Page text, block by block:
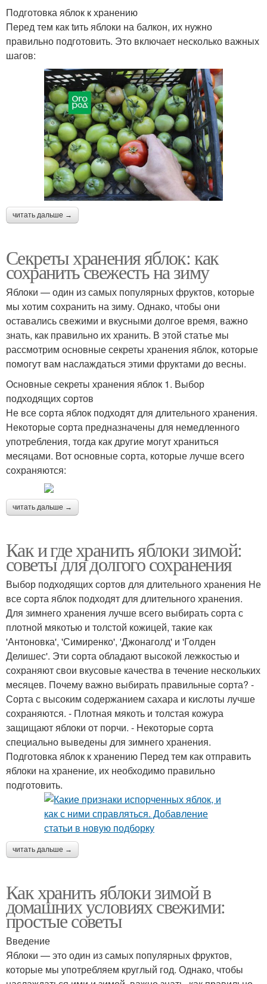
Подготовка яблок к хранению
Перед тем как tить яблоки на балкон, их нужно
правильно подготовить. Это включает несколько важных
шагов:
читать дальше →
Секреты хранения яблок: как
сохранить свежесть на зиму
Яблоки — один из самых популярных фруктов, которые
мы хотим сохранить на зиму. Однако, чтобы они
оставались свежими и вкусными долгое время, важно
знать, как правильно их хранить. В этой статье мы
рассмотрим основные секреты хранения яблок, которые
помогут вам наслаждаться этими фруктами до весны.
Основные секреты хранения яблок 1. Выбор
подходящих сортов
Не все сорта яблок подходят для длительного хранения.
Некоторые сорта предназначены для немедленного
употребления, тогда как другие могут храниться
месяцами. Вот основные сорта, которые лучше всего
сохраняются:
читать дальше →
Как и где хранить яблоки зимой:
советы для долгого сохранения
Выбор подходящих сортов для длительного хранения Не
все сорта яблок подходят для длительного хранения.
Для зимнего хранения лучше всего выбирать сорта с
плотной мякотью и толстой кожицей, такие как
'Антоновка', 'Симиренко', 'Джонаголд' и 'Голден
Делишес'. Эти сорта обладают высокой лежкостью и
сохраняют свои вкусовые качества в течение нескольких
месяцев. Почему важно выбирать правильные сорта? -
Сорта с высоким содержанием сахара и кислоты лучше
сохраняются. - Плотная мякоть и толстая кожура
защищают яблоки от порчи. - Некоторые сорта
специально выведены для зимнего хранения.
Подготовка яблок к хранению Перед тем как отправить
яблоки на хранение, их необходимо правильно
подготовить.
читать дальше →
Как хранить яблоки зимой в
домашних условиях свежими:
простые советы
Введение
Яблоки — это один из самых популярных фруктов,
которые мы употребляем круглый год. Однако, чтобы